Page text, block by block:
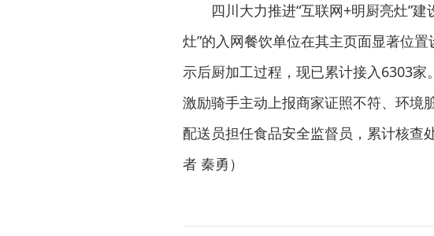
四川大力推进“互联网+明厨亮灶”
灶”的入网餐饮单位在其主页面显著位
示后厨加工过程，现已累计接入6303
激励骑手主动上报商家证照不符、环境
配送员担任食品安全监督员，累计核查
者 秦勇）